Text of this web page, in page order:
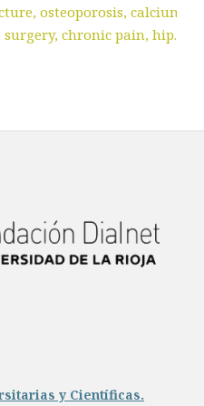
osteoporosis, calcium.
surgery, chronic pain, hip.
y Científicas.